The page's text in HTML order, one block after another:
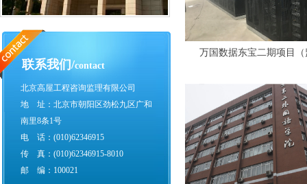
万国数据东宝二期项目
北京高屋工程咨询监理有限公司
地 址：北京市朝阳区劲松九区广和
南里8条1号
电 话：(010)62346915
传 真：(010)62346915-8010
邮 编：100021
联系我们/contact